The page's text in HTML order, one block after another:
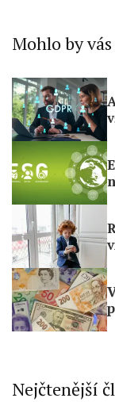
Mohlo by
Nejčtenější